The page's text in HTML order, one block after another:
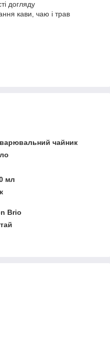
догляду
кави, чаю і трав
чайник
мл
Brio